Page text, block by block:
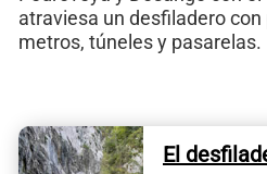
atraviesa un desfiladero
metros, túneles y pasarelas.
El